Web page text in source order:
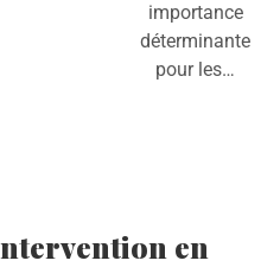
importance
déterminante
pour les…
en